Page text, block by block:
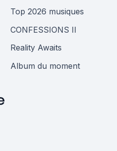
Top 2026 musiques
CONFESSIONS II
Reality Awaits
Album du moment